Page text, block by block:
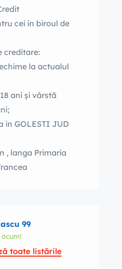
cei in biroul de
creditare:
la actualul
ani și vârstă
in GOLESTI JUD
, langa Primaria
99
toate listările